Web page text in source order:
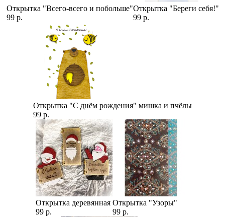
Открытка "Всего-всего и побольше"
99 р.
Открытка "Береги себя!"
99 р.
Открытка "С днём рождения" мишка и пчёлы
99 р.
Открытка деревянная
99 р.
Открытка "Узоры"
99 р.